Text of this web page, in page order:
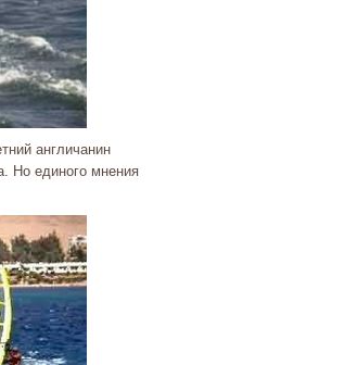
англичанин
Но единого мнения